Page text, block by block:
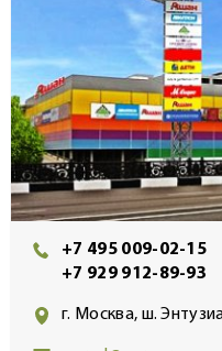
+7 495 009-02-15
+7 929 912-89-93
г. Москва, ш.